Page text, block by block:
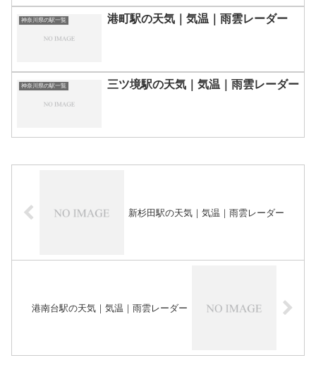
神奈川県の駅一覧 港町駅の天気｜気温｜雨雲レーダー
神奈川県の駅一覧 三ツ境駅の天気｜気温｜雨雲レーダー
新杉田駅の天気｜気温｜雨雲レーダー
港南台駅の天気｜気温｜雨雲レーダー